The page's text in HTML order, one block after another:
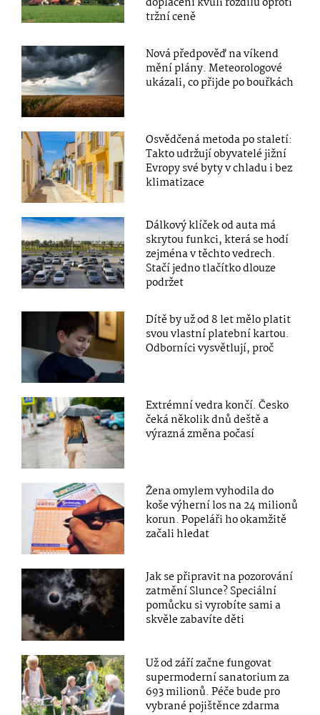
tržní ceně
Nová předpověď na víkend
mění plány. Meteorologové
ukázali, co přijde po bouřkách
Osvědčená metoda po staletí:
Takto udržují obyvatelé jižní
Evropy své byty v chladu i bez
klimatizace
Dálkový klíček od auta má
skrytou funkci, která se hodí
zejména v těchto vedrech.
Stačí jedno tlačítko dlouze
podržet
Dítě by už od 8 let mělo platit
svou vlastní platební kartou.
Odborníci vysvětlují, proč
Extrémní vedra končí. Česko
čeká několik dnů deště a
výrazná změna počasí
Žena omylem vyhodila do
koše výherní los na 24 milionů
korun. Popeláři ho okamžitě
začali hledat
Jak se připravit na pozorování
zatmění Slunce? Speciální
pomůcku si vyrobíte sami a
skvěle zabavíte děti
Už od září začne fungovat
supermoderní sanatorium za
693 milionů. Péče bude pro
vybrané pojištěnce zdarma